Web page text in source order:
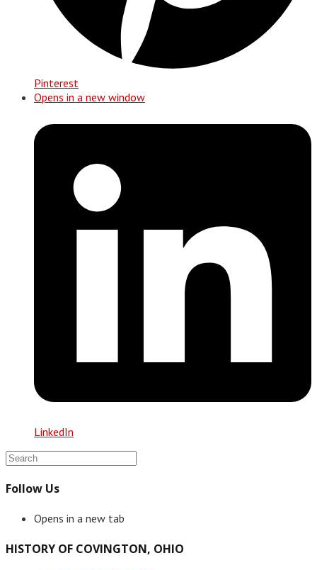
Pinterest
Opens in a new window
LinkedIn
Follow Us
Opens in a new tab
HISTORY OF COVINGTON, OHIO